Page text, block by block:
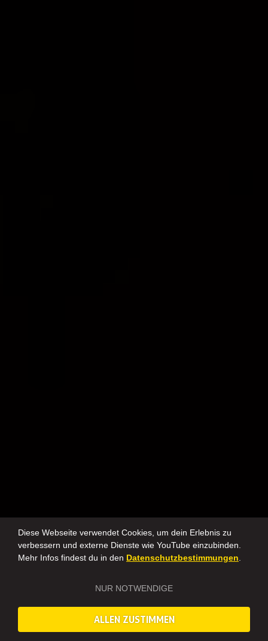
Diese Webseite verwendet Cookies, um dein Erlebnis zu
verbessern und externe Dienste wie YouTube einzubinden.
Mehr Infos findest du in den Datenschutzbestimmungen.
NUR NOTWENDIGE
ALLEN ZUSTIMMEN